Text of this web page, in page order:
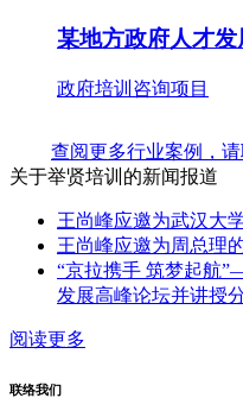
某地方政府人才发
政府培训咨询项目
查阅更多行业案例，
关于举贤培训的新闻报道
王尚峰应邀为武汉大
王尚峰应邀为周总理
“京拉携手 筑梦起航
发展高峰论坛并讲授
阅读更多
联络我们